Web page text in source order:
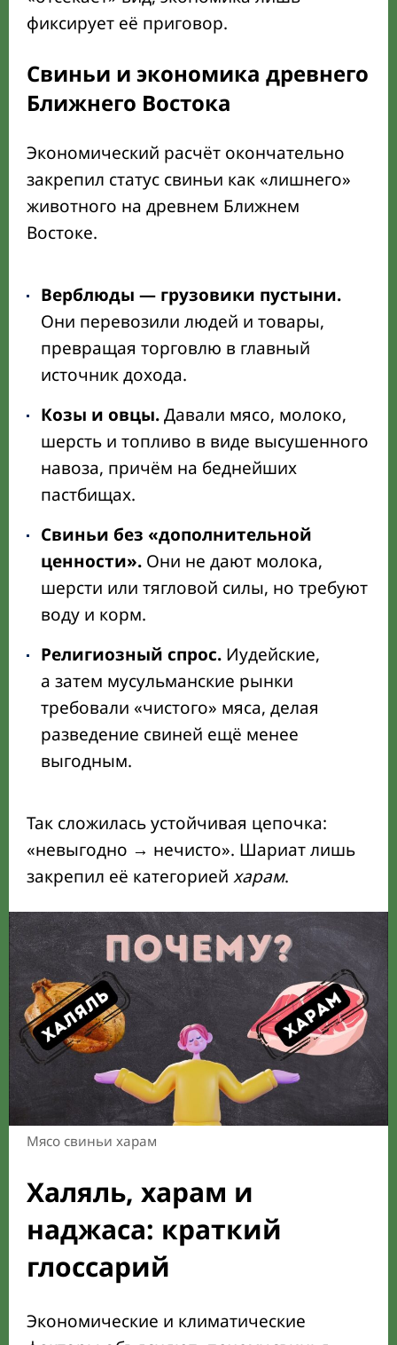
фиксирует её приговор.
Свиньи и экономика древнего
Ближнего Востока
Экономический расчёт окончательно
закрепил статус свиньи как «лишнего»
животного на древнем Ближнем
Востоке.
Верблюды — грузовики пустыни.
Они перевозили людей и товары,
превращая торговлю в главный
источник дохода.
Козы и овцы.Давали мясо, молоко,
шерсть и топливо в виде высушенного
навоза, причём на беднейших
пастбищах.
Свиньи без «дополнительной
ценности». Они не дают молока,
шерсти или тягловой силы, но требуют
воду и корм.
Религиозный спрос. Иудейские,
а затем мусульманские рынки
требовали «чистого» мяса, делая
разведение свиней ещё менее
выгодным.
Так сложилась устойчивая цепочка:
«невыгодно → нечисто». Шариат лишь
закрепил её категорией харам.
Мясо свиньи харам
Халяль, харам и
наджаса: краткий
глоссарий
Экономические и климатические